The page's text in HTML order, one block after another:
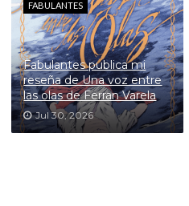
FABULANTES
Fabulantes publica mi
reseña de Una voz entre
las olas de Ferran Varela
Jul 30, 2026